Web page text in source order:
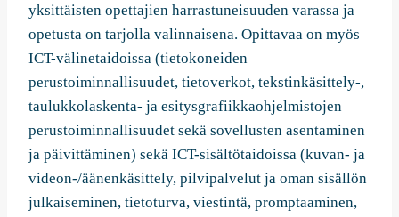
yksittäisten opettajien harrastuneisuuden varassa ja
opetusta on tarjolla valinnaisena. Opittavaa on myös
ICT-välinetaidoissa (tietokoneiden
perustoiminnallisuudet, tietoverkot, tekstinkäsittely-,
taulukkolaskenta- ja esitysgrafiikkaohjelmistojen
perustoiminnallisuudet sekä sovellusten asentaminen
ja päivittäminen) sekä ICT-sisältötaidoissa (kuvan- ja
videon-/äänenkäsittely, pilvipalvelut ja oman sisällön
julkaiseminen, tietoturva, viestintä, promptaaminen,